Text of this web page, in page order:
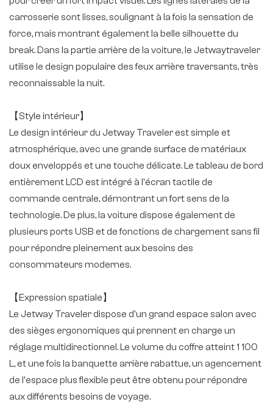
carrosserie sont lisses, soulignant à la fois la sensation de
force, mais montrant également la belle silhouette du
break. Dans la partie arrière de la voiture, le Jetwaytraveler
utilise le design populaire des feux arrière traversants, très
reconnaissable la nuit.
【Style intérieur】
Le design intérieur du Jetway Traveler est simple et
atmosphérique, avec une grande surface de matériaux
doux enveloppés et une touche délicate. Le tableau de bord
entièrement LCD est intégré à l'écran tactile de
commande centrale, démontrant un fort sens de la
technologie. De plus, la voiture dispose également de
plusieurs ports USB et de fonctions de chargement sans fil
pour répondre pleinement aux besoins des
consommateurs modernes.
【Expression spatiale】
Le Jetway Traveler dispose d'un grand espace salon avec
des sièges ergonomiques qui prennent en charge un
réglage multidirectionnel. Le volume du coffre atteint 1 100
L, et une fois la banquette arrière rabattue, un agencement
de l'espace plus flexible peut être obtenu pour répondre
aux différents besoins de voyage.